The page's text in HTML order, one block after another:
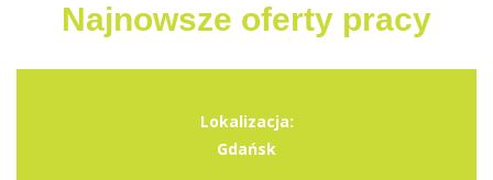
Najnowsze oferty pracy
Lokalizacja:
Gdańsk